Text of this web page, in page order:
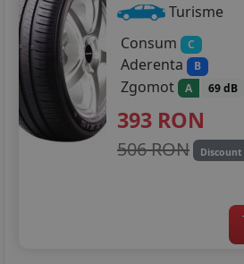
235/45R18
235/55R18
225/35R19
235/40R19
Turisme
Consum
C
Aderenta B
Zgomot A 69 dB
393 RON
506 RON Discount